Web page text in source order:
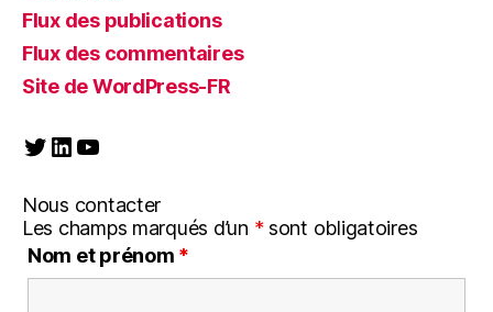
Flux des publications
Flux des commentaires
Site de WordPress-FR
Twitter
LinkedIn
YouTube
Nous contacter
Les champs marqués d’un *sont obligatoires
Nom et prénom *